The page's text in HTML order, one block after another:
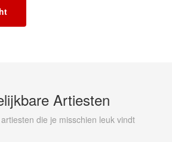
Artiesten
die je misschien leuk vindt